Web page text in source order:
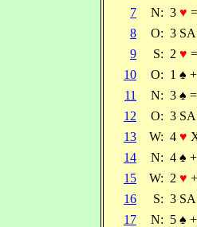
7
N: 3 ♥ =
8
O: 3 SA
9
S: 2 ♥ =
10
O: 1 ♠
11
N: 3 ♠ =
12
O: 3
13
W: 4 ♥
14
N: 4 ♠
15
W: 2 ♥
16
S: 3
17
N: 5 ♠